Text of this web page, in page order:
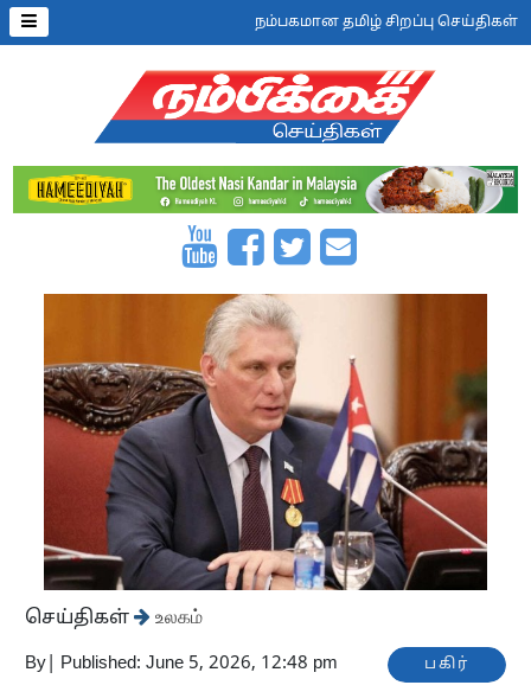
நம்பகமான தமிழ் சிறப்பு செய்திகள்
செய்திகள் உலகம்
By Published: June 5, 2026, 12:48 pm பகிர்